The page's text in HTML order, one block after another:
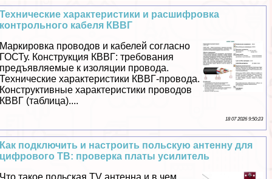
Технические хаpaктеристики и расшифровка
контрольного кабеля КВВГ
Маркировка проводов и кабелей согласно
ГОСТу. Конструкция КВВГ: требования
предъявляемые к изоляции провода.
Технические хаpaктеристики КВВГ-провода.
Конструктивные хаpaктеристики проводов
КВВГ (таблица)....
18 07 2026 9:50:23
Как подключить и настроить польскую антенну для
цифрового ТВ: проверка платы усилитель
Что такое польская TV антенна и в чем